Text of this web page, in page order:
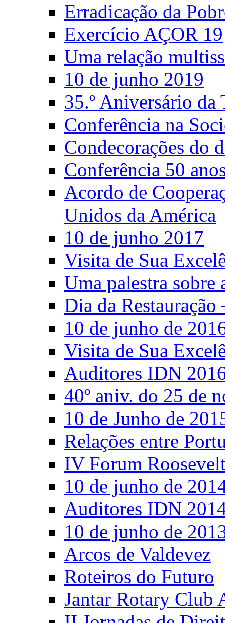
Erradicação da
Exercício AÇOR 19
Uma relação
10 de junho 2019
35.º Aniversário
Conferência na
Condecorações do
Conferência 50
Acordo de
Unidos da América
10 de junho 2017
Visita de Sua
Uma palestra sobre
Dia da Restauração
10 de junho de
Visita de Sua
Auditores IDN
40º aniv. do 25 de
10 de Junho de
Relações entre
IV Forum
10 de junho de
Auditores IDN
10 de junho de
Arcos de Valdevez
Roteiros do Futuro
Jantar Rotary Club